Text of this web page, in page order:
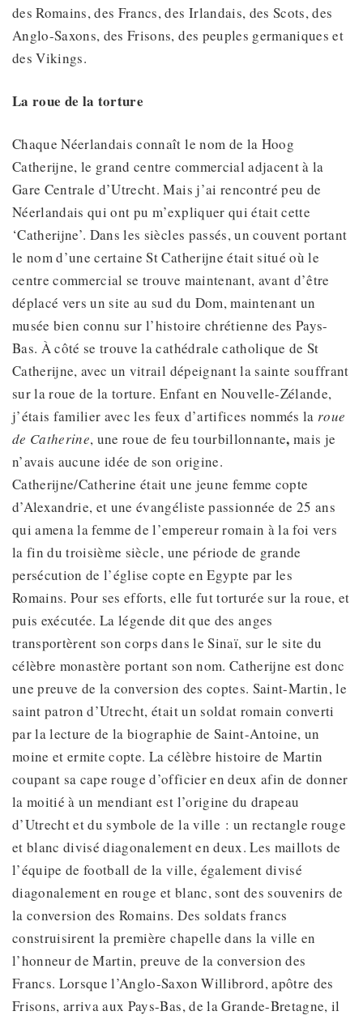
des Romains, des Francs, des Irlandais, des Scots, des
Anglo-Saxons, des Frisons, des peuples germaniques et
des Vikings.
La roue de la torture
Chaque Néerlandais connaît le nom de la Hoog
Catherijne, le grand centre commercial adjacent à la
Gare Centrale d’Utrecht. Mais j’ai rencontré peu de
Néerlandais qui ont pu m’expliquer qui était cette
‘Catherijne’. Dans les siècles passés, un couvent portant
le nom d’une certaine St Catherijne était situé où le
centre commercial se trouve maintenant, avant d’être
déplacé vers un site au sud du Dom, maintenant un
musée bien connu sur l’histoire chrétienne des Pays-
Bas. À côté se trouve la cathédrale catholique de St
Catherijne, avec un vitrail dépeignant la sainte souffrant
sur la roue de la torture. Enfant en Nouvelle-Zélande,
j’étais familier avec les feux d’artifices nommés laroue
de Catherine, une roue de feu tourbillonnante,mais je
n’avais aucune idée de son origine.
Catherijne/Catherine était une jeune femme copte
d’Alexandrie, et une évangéliste passionnée de 25 ans
qui amena la femme de l’empereur romain à la foi vers
la fin du troisième siècle, une période de grande
persécution de l’église copte en Egypte par les
Romains. Pour ses efforts, elle fut torturée sur la roue, et
puis exécutée. La légende dit que des anges
transportèrent son corps dans le Sinaï, sur le site du
célèbre monastère portant son nom. Catherijne est donc
une preuve de la conversion des coptes. Saint-Martin, le
saint patron d’Utrecht, était un soldat romain converti
par la lecture de la biographie de Saint-Antoine, un
moine et ermite copte. La célèbre histoire de Martin
coupant sa cape rouge d’officier en deux afin de donner
la moitié à un mendiant est l’origine du drapeau
d’Utrecht et du symbole de la ville : un rectangle rouge
et blanc divisé diagonalement en deux. Les maillots de
l’équipe de football de la ville, également divisé
diagonalement en rouge et blanc, sont des souvenirs de
la conversion des Romains. Des soldats francs
construisirent la première chapelle dans la ville en
l’honneur de Martin, preuve de la conversion des
Francs. Lorsque l’Anglo-Saxon Willibrord, apôtre des
Frisons, arriva aux Pays-Bas, de la Grande-Bretagne, il